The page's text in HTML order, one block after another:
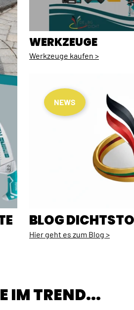
WERKZEUGE
Werkzeuge kaufen >
NEWS
BLOG
Hier geht es zum Blog >
IM TREND...